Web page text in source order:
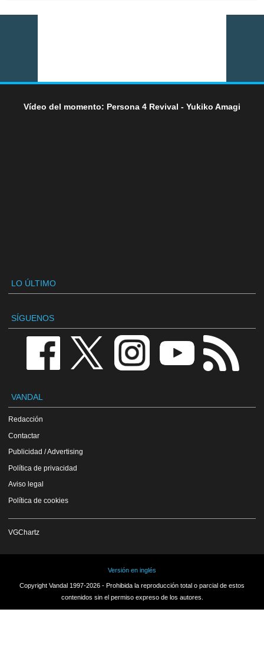
Vídeo del momento: Persona 4 Revival - Yukiko Amagi
LO ÚLTIMO
SÍGUENOS
VANDAL
Redacción
Contactar
Publicidad / Advertising
Política de privacidad
Aviso legal
Política de cookies
VGChartz
Versión en inglés
Copyright Vandal 1997-2026 - Prohibida la reproducción total o parcial de estos
contenidos sin el permiso expreso de los autores.